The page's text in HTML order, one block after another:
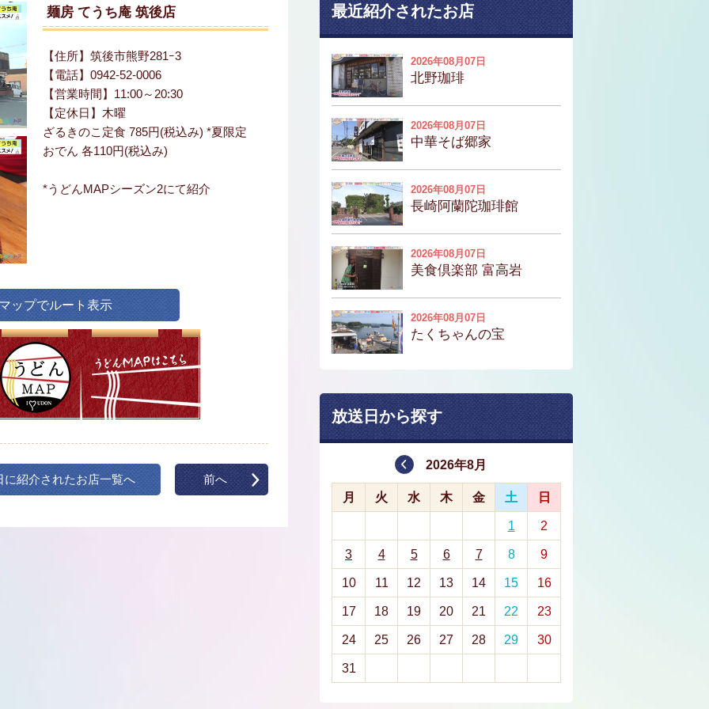
麺房 てうち庵 筑後店
【住所】筑後市熊野281ｰ3
【電話】0942-52-0006
【営業時間】11:00～20:30
【定休日】木曜
ざるきのこ定食 785円(税込み) *夏限定
おでん 各110円(税込み)
*うどんMAPシーズン2にて紹介
ップでルート表示
に紹介されたお店一覧へ 前へ
最近紹介されたお店
2026年08月07日
北野珈琲
2026年08月07日
中華そば郷家
2026年08月07日
長崎阿蘭陀珈琲館
2026年08月07日
美食倶楽部 富高岩
2026年08月07日
たくちゃんの宝
放送日から探す
2026年8月
月 火 水 木 金 土 日
1 2
3 4 5 6 7 8 9
10 11 12 13 14 15 16
17 18 19 20 21 22 23
24 25 26 27 28 29 30
31